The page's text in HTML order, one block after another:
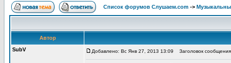
Список форумов Слушаем.com ->
Автор
SubV
Добавлено: Вс Янв 27, 2013 13:09 Заголовок